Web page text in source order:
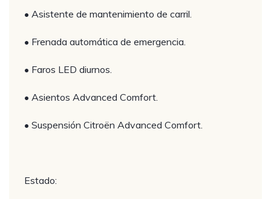
• Asistente de mantenimiento de carril.
• Frenada automática de emergencia.
• Faros LED diurnos.
• Asientos Advanced Comfort.
• Suspensión Citroën Advanced Comfort.
Estado: